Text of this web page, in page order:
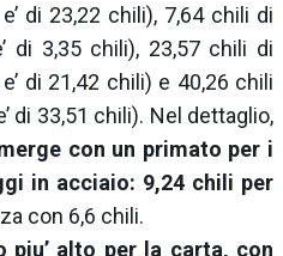
di 23,22 chili), 7,64 chili di
di 3,35 chili), 23,57 chili di
di 21,42 chili) e 40,26 chili
di 33,51 chili). Nel dettaglio,
con un primato per i
in acciaio: 9,24 chili per
con 6,6 chili.
alto per la carta, con